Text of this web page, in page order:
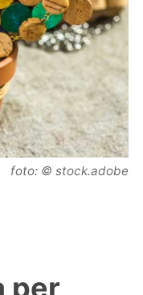
foto: © stock.adobe
per